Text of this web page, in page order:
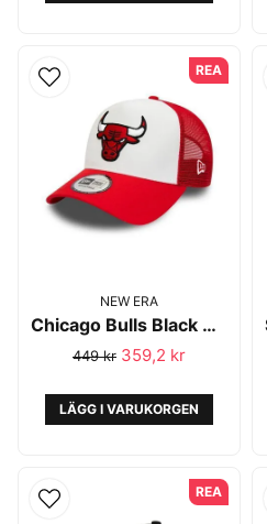
NEW ERA
Chicago Bulls Black A-Frame Trucker Cap - New Era
449 kr 359,2 kr
LÄGG I VARUKORGEN
REA
REA